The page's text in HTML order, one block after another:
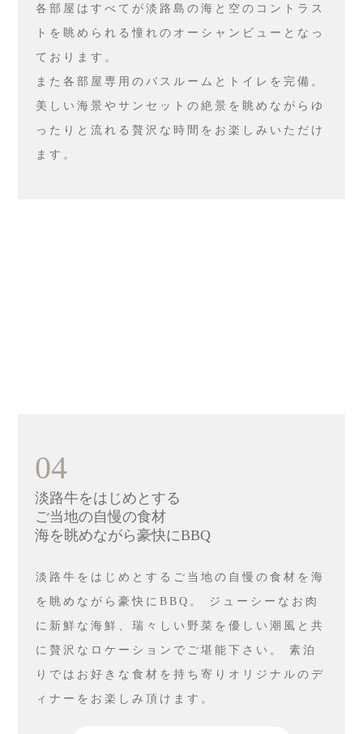
各部屋はすべてが淡路島の海と空のコントラス
トを眺められる憧れのオーシャンビューとなっ
ております。
また各部屋専用のバスルームとトイレを完備。
美しい海景やサンセットの絶景を眺めながらゆ
ったりと流れる贅沢な時間をお楽しみいただけ
ます。
04
淡路牛をはじめとする
ご当地の自慢の食材
海を眺めながら豪快にBBQ
淡路牛をはじめとするご当地の自慢の食材を海
を眺めながら豪快にBBQ。 ジューシーなお肉
に新鮮な海鮮、瑞々しい野菜を優しい潮風と共
に贅沢なロケーションでご堪能下さい。 素泊
りではお好きな食材を持ち寄りオリジナルのデ
ィナーをお楽しみ頂けます。